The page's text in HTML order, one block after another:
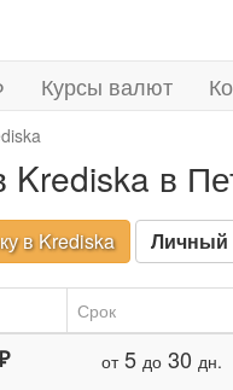
Курсы валют
в
в Krediska Личный
Срок
от 5 до 30 дн.